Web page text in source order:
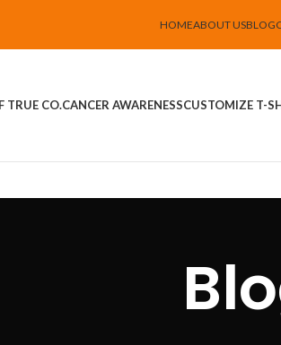
HOMEABOUT USBLOG
TRUE CO.CANCER AWARENESSCUSTOMIZE T-